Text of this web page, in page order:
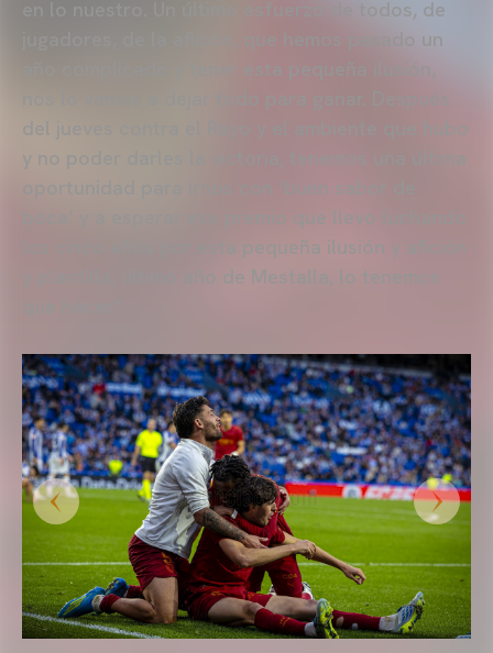
en lo nuestro. Un último esfuerzo de todos, de
jugadores, de la afición, que hemos pasado un
del jueves contra el Rayo y el ambiente que hubo
y no poder darles la victoria, tenemos una última
oportunidad para irnos con ‘buen sabor de
boca’ y a esperar ese premio que llevo luchando
los cinco años por esta pequeña ilusión y afición
y plantilla, último año de Mestalla, lo tenemos